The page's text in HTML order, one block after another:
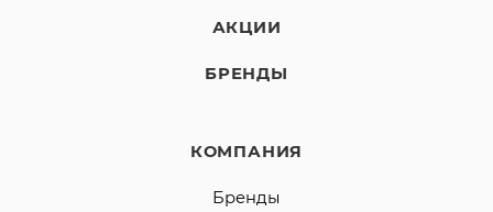
АКЦИИ
БРЕНДЫ
КОМПАНИЯ
Бренды